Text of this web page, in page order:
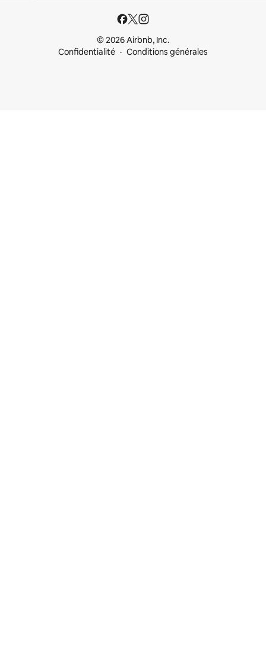
© 2026 Airbnb, Inc.
Confidentialité
Conditions générales